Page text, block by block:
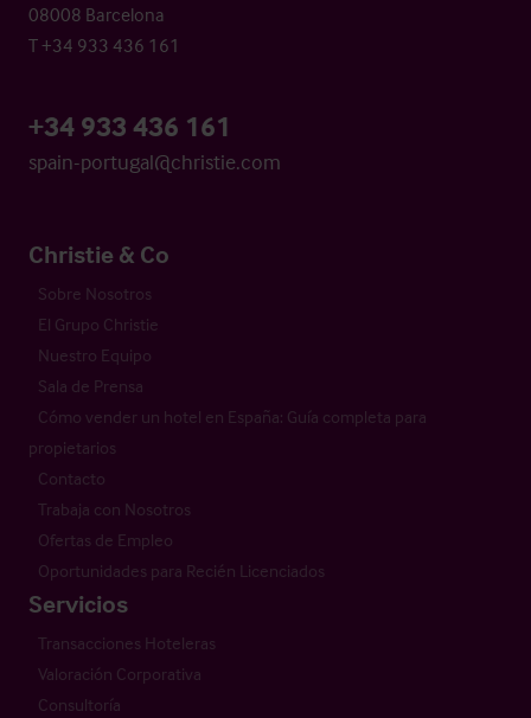
08008 Barcelona
T +34 933 436 161
+34 933 436 161
spain-portugal@christie.com
Christie & Co
Sobre Nosotros
El Grupo Christie
Nuestro Equipo
Sala de Prensa
Cómo vender un hotel en España: Guía completa para
propietarios
Contacto
Trabaja con Nosotros
Ofertas de Empleo
Oportunidades para Recién Licenciados
Servicios
Transacciones Hoteleras
Valoración Corporativa
Consultoría